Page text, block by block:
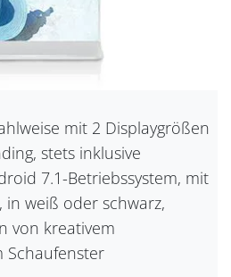
mit 2 Displaygrößen
stets inklusive
7.1-Betriebssystem, mit
weiß oder schwarz,
von kreativem
Schaufenster